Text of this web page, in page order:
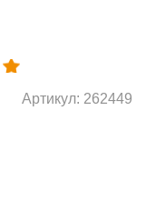
Артикул: 262449